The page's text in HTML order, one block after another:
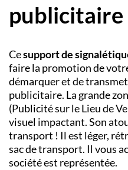
publicitaire
Cesupport de
faire la promotion de
démarquer et de
publicitaire. La grande
(Publicité sur le Lieu de
visuel impactant. Son
transport ! Il est léger,
sac de transport. Il vous
société est représentée.